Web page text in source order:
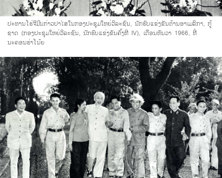
ປະທານໂຮ່ຈີມິນກ່າວປາໄສໃນກອງປະຊຸມໃຫຍ່ວິລະຊົນ, ນັກຮົບແຂ່ງຂັນຕ້ານອາເມລິກາ, ກູ້
ຊາດ (ກອງປະຊຸມໃຫຍ່ວິລະຊົນ, ນັກຮົບແຂ່ງຂັນຄັ້ງທີ IV), ເດືອນທັນວາ 1966, ທີ່
ນະຄອນຮ່າໂນ້ຍ